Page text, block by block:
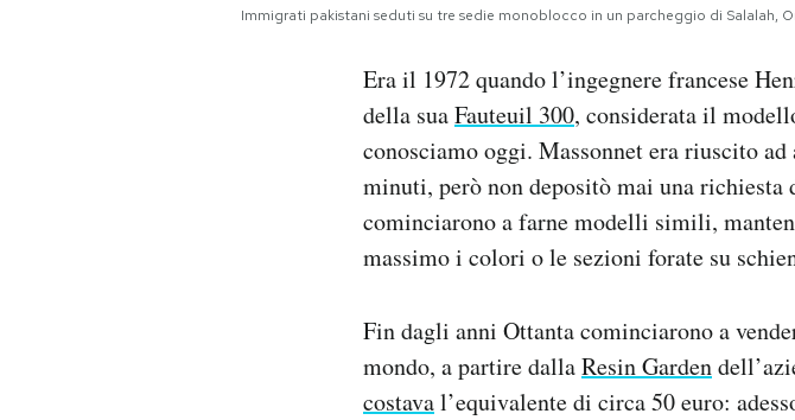
Immigrati pakistani seduti su tre sedie monoblocco in un parcheggio di Salalah,
Era il 1972 quando l’ingegnere francese
della suaFauteuil 300, considerata il
conosciamo oggi. Massonnet era riuscito
minuti, però non depositò mai una
cominciarono a farne modelli simili,
massimo i colori o le sezioni forate su
Fin dagli anni Ottanta cominciarono a
mondo, a partire dallaResin Garden
costaval’equivalente di circa 50 euro: